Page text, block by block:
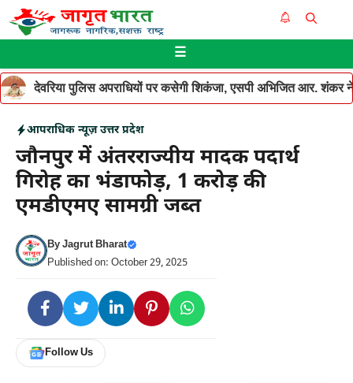
Skip
to
☰
देवरिया पुलिस अपराधियों पर कसेगी शिकंजा, एसपी अभिजित आर. शंकर ने
आपराधिक न्यूज़ उत्तर प्रदेश
जौनपुर में अंतरराज्यीय मादक पदार्थ
गिरोह का भंडाफोड़, 1 करोड़ की
एमडीएमए सामग्री जब्त
ByJagrut Bharat
Published on: October 29, 2025
Follow Us